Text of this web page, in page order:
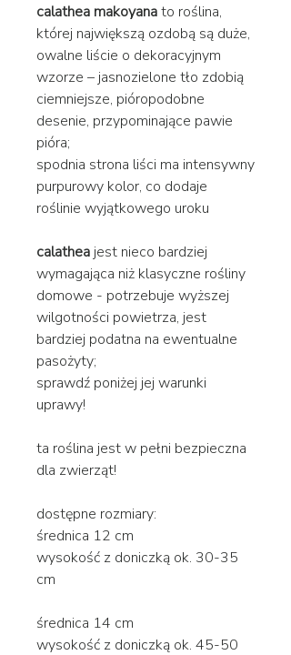
calathea makoyanato roślina,
której największą ozdobą są duże,
owalne liście o dekoracyjnym
wzorze – jasnozielone tło zdobią
ciemniejsze, pióropodobne
desenie, przypominające pawie
pióra;
spodnia strona liści ma intensywny
purpurowy kolor, co dodaje
roślinie wyjątkowego uroku
calathea jest nieco bardziej
wymagająca niż klasyczne rośliny
domowe - potrzebuje wyższej
wilgotności powietrza, jest
bardziej podatna na ewentualne
pasożyty;
sprawdź poniżej jej warunki
uprawy!
ta roślina jest w pełni bezpieczna
dla zwierząt!
dostępne rozmiary:
średnica 12 cm
wysokość z doniczką ok. 30-35
cm
średnica 14 cm
wysokość z doniczką ok. 45-50